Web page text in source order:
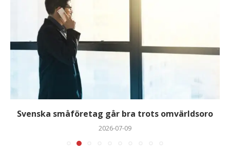
Svenska småföretag går bra trots omvärldsoro
2026-07-09